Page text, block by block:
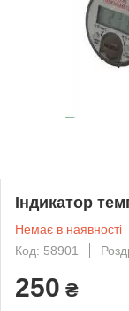
Індикатор
Немає в наявності
Код: 58901
250 ₴